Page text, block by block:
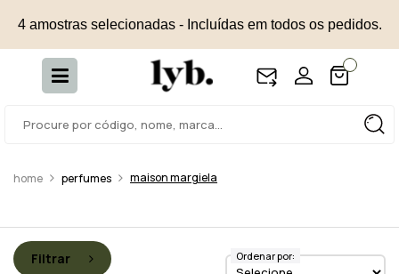
4 amostras selecionadas - Incluídas em todos os pedidos.
perfumes maison margiela
Filtrar Ordenar por: